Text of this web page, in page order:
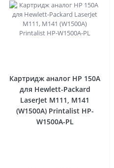
Картридж аналог HP 150A
для Hewlett-Packard
LaserJet M111, M141
(W1500A) Printalist HP-
W1500A-PL